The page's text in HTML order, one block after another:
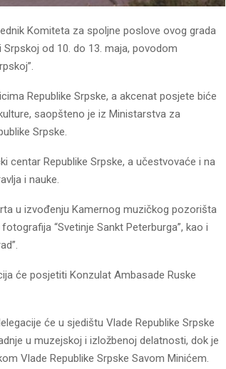
Komiteta za spoljne poslove ovog grada
od 10. do 13. maja, povodom
Republike Srpske, a akcenat posjete biće
saopšteno je iz Ministarstva za
Srpske.
centar Republike Srpske, a učestvovaće i na
i nauke.
u izvođenju Kamernog muzičkog pozorišta
“Svetinje Sankt Peterburga”, kao i
će posjetiti Konzulat Ambasade Ruske
će u sjedištu Vlade Republike Srpske
u muzejskoj i izložbenoj delatnosti, dok je
Vlade Republike Srpske Savom Minićem.